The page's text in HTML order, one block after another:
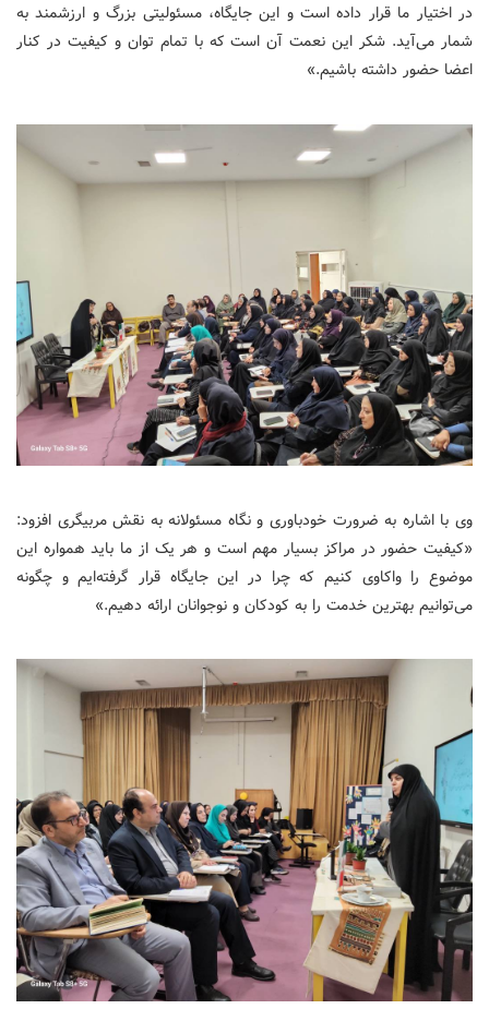
در اختیار ما قرار داده است و این جایگاه، مسئولیتی بزرگ و ارزشمند به
شمار می‌آید. شکر این نعمت آن است که با تمام توان و کیفیت در کنار
اعضا حضور داشته باشیم.»
وی با اشاره به ضرورت خودباوری و نگاه مسئولانه به نقش مربیگری افزود:
«کیفیت حضور در مراکز بسیار مهم است و هر یک از ما باید همواره این
موضوع را واکاوی کنیم که چرا در این جایگاه قرار گرفته‌ایم و چگونه
می‌توانیم بهترین خدمت را به کودکان و نوجوانان ارائه دهیم.»